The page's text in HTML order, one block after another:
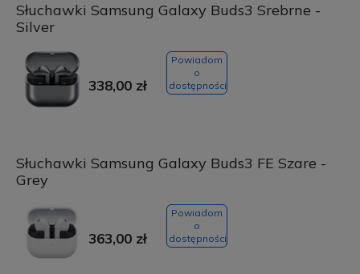
Słuchawki Samsung Galaxy Buds3 Srebrne -
Silver
338,00 zł
Powiadom
o
dostępności
Słuchawki Samsung Galaxy Buds3 FE Szare -
Grey
363,00 zł
Powiadom
o
dostępności